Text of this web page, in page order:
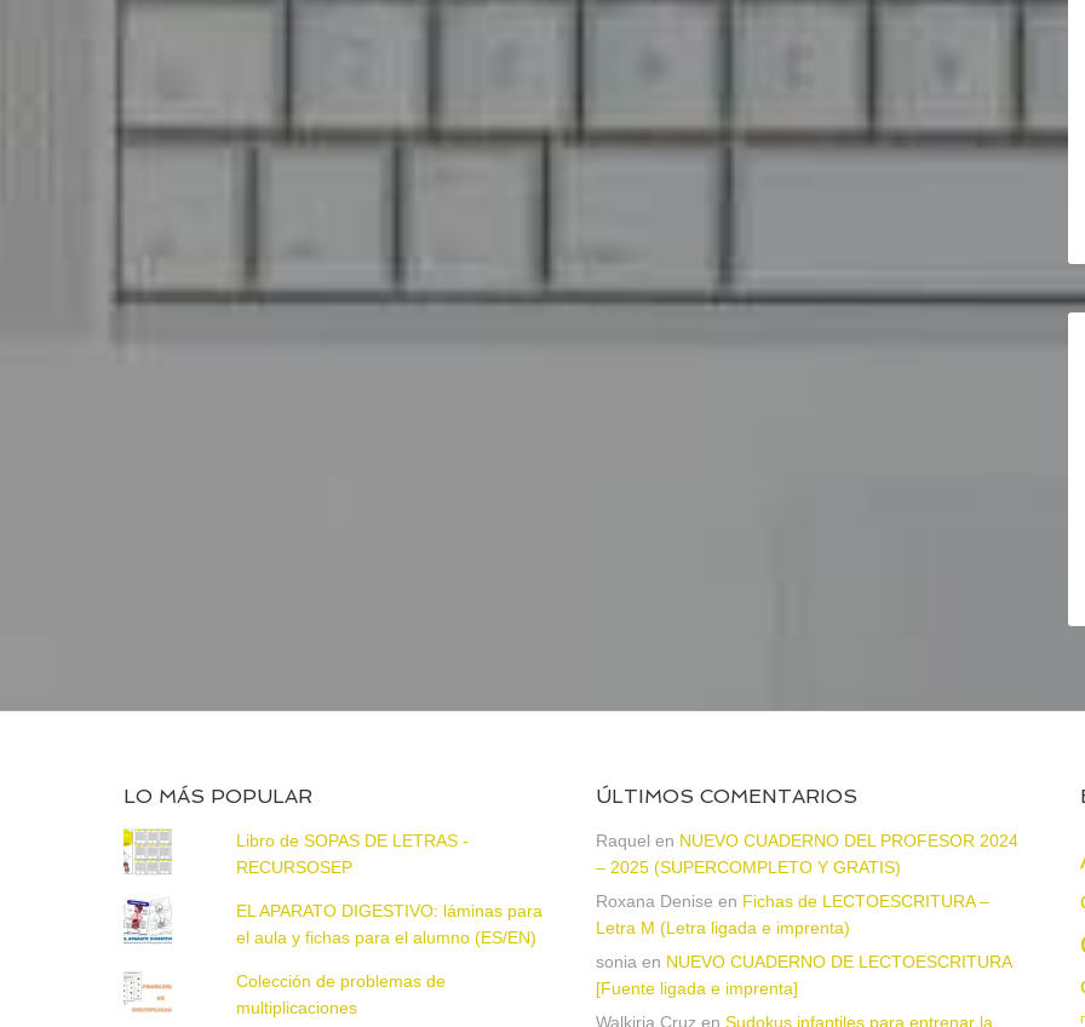
LO MÁS POPULAR
Libro de SOPAS DE LETRAS -
RECURSOSEP
EL APARATO DIGESTIVO: láminas para
el aula y fichas para el alumno (ES/EN)
Colección de problemas de
multiplicaciones
ÚLTIMOS COMENTARIOS
Raquel en NUEVO CUADERNO DEL PROFESOR 2024
– 2025 (SUPERCOMPLETO Y GRATIS)
Roxana Denise en Fichas de LECTOESCRITURA –
Letra M (Letra ligada e imprenta)
sonia en NUEVO CUADERNO DE LECTOESCRITURA
[Fuente ligada e imprenta]
Walkiria Cruz en Sudokus infantiles para entrenar la